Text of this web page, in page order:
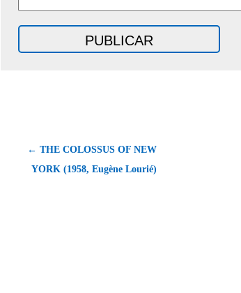
← THE COLOSSUS OF NEW
YORK (1958, Eugène Lourié)